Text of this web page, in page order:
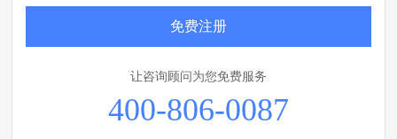
免费注册
让咨询顾问为您免费服务
400-806-0087